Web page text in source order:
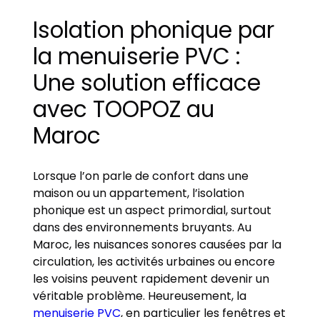
Isolation phonique par
la menuiserie PVC :
Une solution efficace
avec TOOPOZ au
Maroc
Lorsque l’on parle de confort dans une
maison ou un appartement, l’isolation
phonique est un aspect primordial, surtout
dans des environnements bruyants. Au
Maroc, les nuisances sonores causées par la
circulation, les activités urbaines ou encore
les voisins peuvent rapidement devenir un
véritable problème. Heureusement, la
menuiserie PVC, en particulier les fenêtres et